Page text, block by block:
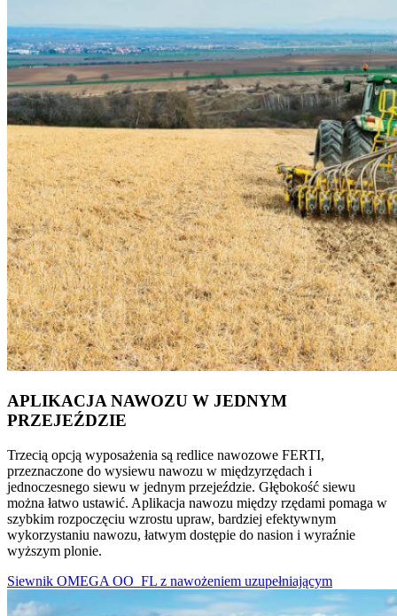
APLIKACJA NAWOZU W JEDNYM
PRZEJEŹDZIE
Trzecią opcją wyposażenia są redlice nawozowe FERTI,
przeznaczone do wysiewu nawozu w międzyrzędach i
jednoczesnego siewu w jednym przejeździe. Głębokość siewu
można łatwo ustawić. Aplikacja nawozu między rzędami pomaga w
szybkim rozpoczęciu wzrostu upraw, bardziej efektywnym
wykorzystaniu nawozu, łatwym dostępie do nasion i wyraźnie
wyższym plonie.
Siewnik OMEGA OO_FL z nawożeniem uzupełniającym